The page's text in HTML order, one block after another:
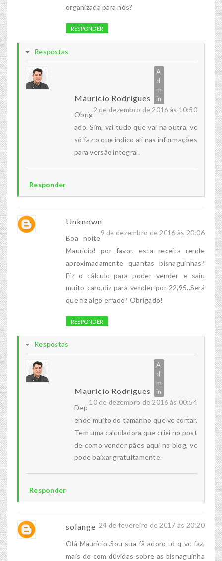
organizada para nós?
RESPONDER
Respostas
Maurício Rodrigues
2 de dezembro de 2016 às 10:50
Obrig
ado. Sim, vai tudo que vai na outra, vc
só faz o que indico ali nas informações
para versão integral.
Responder
Unknown
9 de dezembro de 2016 às 20:06
Boa noite
Mauricio! por favor, esta receita rende
aproximadamente quantas bisnaguinhas?
Fiz o cálculo para poder vender e saiu
muito caro,diz para vender por 22,95..Será
que fiz algo errado? Obrigado!
RESPONDER
Respostas
Maurício Rodrigues
10 de dezembro de 2016 às 00:54
Dep
ende muito do tamanho que vc cortar.
Tem uma calculadora que criei no post
de como vender pães aqui no blog, vc
pode baixar gratuitamente.
Responder
solange 24 de fevereiro de 2017 às 20:20
Olá Maurício..Sou sua fã adoro td q vc faz,
mais do com dúvidas sobre as bisnaguinha